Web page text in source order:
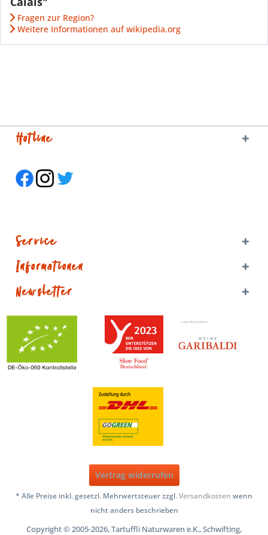
Fragen zur Region?
Weitere Informationen auf wikipedia.org
Hotline
Service
Informationen
Newsletter
Vertrag widerrufen
* Alle Preise inkl. gesetzl. Mehrwertsteuer zzgl.Versandkosten wenn
nicht anders beschrieben
Copyright © 2005-2026, Tartuffli Naturwaren e.K., Schwifting,